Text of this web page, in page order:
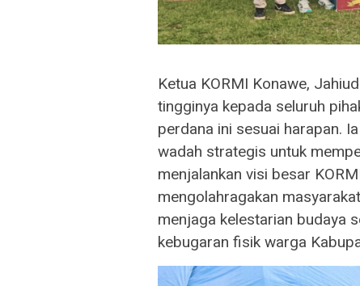
Ketua KORMI Konawe,
tingginya kepada seluruh
perdana ini sesuai harapan.
wadah strategis untuk
menjalankan visi besar
mengolahragakan
menjaga kelestarian budaya
kebugaran fisik warga